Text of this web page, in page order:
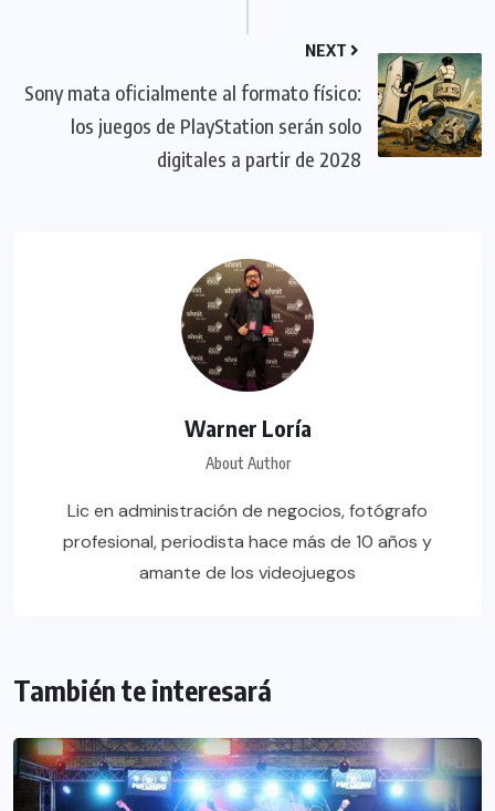
NEXT
Sony mata oficialmente al formato físico:
los juegos de PlayStation serán solo
digitales a partir de 2028
Warner Loría
About Author
Lic en administración de negocios, fotógrafo
profesional, periodista hace más de 10 años y
amante de los videojuegos
También te interesará